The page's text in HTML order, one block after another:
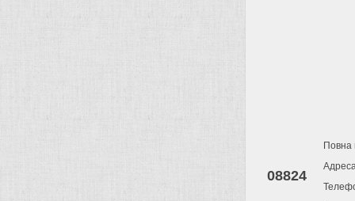
08824
Повна